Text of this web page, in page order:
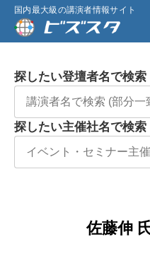
国内最大級の講演者情報サイト
探したい登壇者名で検索
探したい主催社名で検索
佐藤伸